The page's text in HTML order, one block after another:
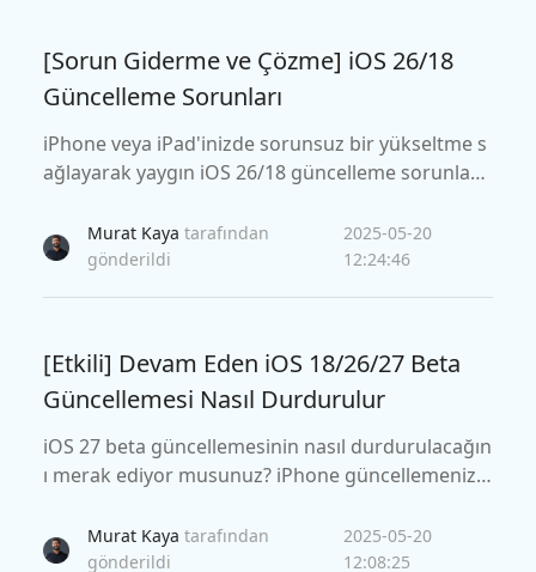
[Sorun Giderme ve Çözme] iOS 26/18
Güncelleme Sorunları
iPhone veya iPad'inizde sorunsuz bir yükseltme s
ağlayarak yaygın iOS 26/18 güncelleme sorunları
n.
Murat Kaya tarafından
gönderildi
2025-05-20
12:24:46
[Etkili] Devam Eden iOS 18/26/27 Beta
Güncellemesi Nasıl Durdurulur
iOS 27 beta güncellemesinin nasıl durdurulacağın
ı merak ediyor musunuz? iPhone güncellemenizi
nıtlanmış ipuçlarını öğrenin ve yazılım güncellem
elerini etkili bir şekilde yönetmenin en iyi yolunu k
Murat Kaya tarafından
gönderildi
2025-05-20
12:08:25